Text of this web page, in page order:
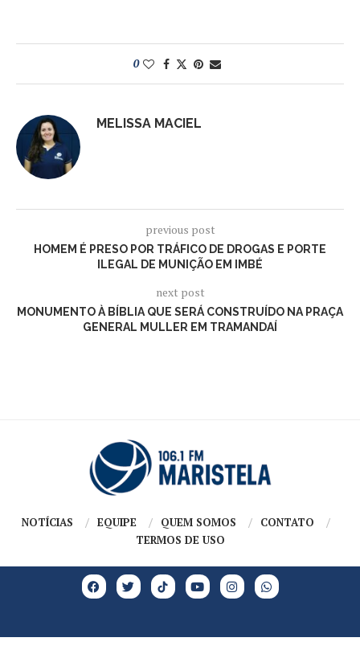
0
MELISSA MACIEL
previous post
HOMEM É PRESO POR TRÁFICO DE DROGAS E PORTE
ILEGAL DE MUNIÇÃO EM IMBÉ
next post
MONUMENTO À BÍBLIA QUE SERÁ CONSTRUÍDO NA PRAÇA
GENERAL MULLER EM TRAMANDAÍ
NOTÍCIAS EQUIPE QUEM SOMOS
CONTATO
TERMOS DE USO